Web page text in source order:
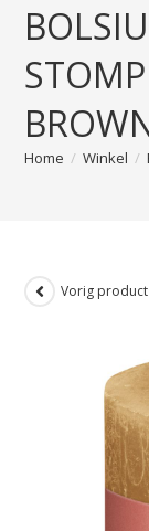
Home / Winkel /
Vorig product